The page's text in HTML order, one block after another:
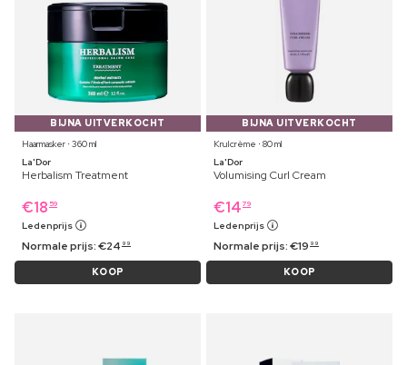
BIJNA UITVERKOCHT
Haarmasker ⋅ 360 ml
La'Dor
Herbalism Treatment
€18 59
Ledenprijs
Normale prijs:€24 99
KOOP
BIJNA UITVERKOCHT
Krulcrème ⋅ 80 ml
La'Dor
Volumising Curl Cream
€14 79
Ledenprijs
Normale prijs:€19 99
KOOP